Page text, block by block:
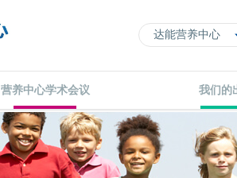
达能营养中心
营养中心学术会议 我们的